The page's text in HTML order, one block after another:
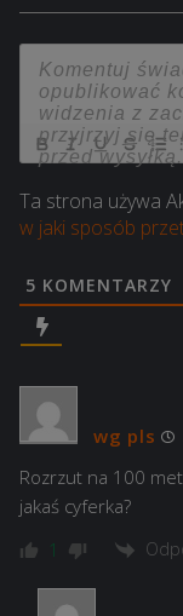
Ta strona używa
w jaki sposób
5 KOMENTARZY
wg pls
Rozrzut na 100
jakaś cyferka?
1